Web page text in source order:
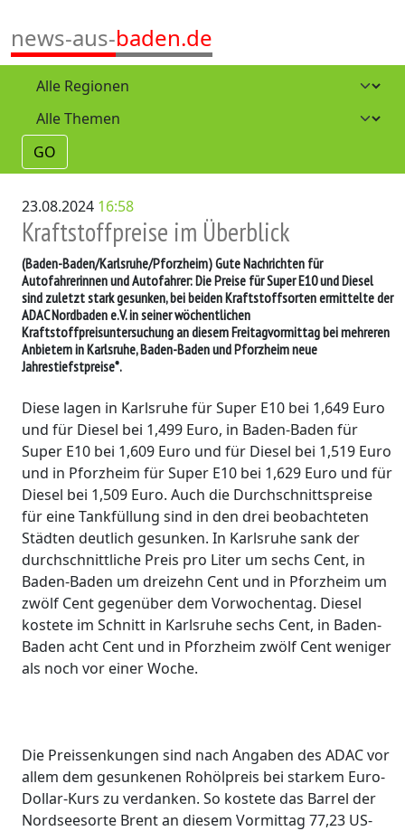
news-aus-baden.de
GO
23.08.2024 16:58
Kraftstoffpreise im Überblick
(Baden-Baden/Karlsruhe/Pforzheim)Gute Nachrichten für
Autofahrerinnen und Autofahrer: Die Preise für Super E10 und Diesel
sind zuletzt stark gesunken, bei beiden Kraftstoffsorten ermittelte der
ADAC Nordbaden e.V. in seiner wöchentlichen
Kraftstoffpreisuntersuchung an diesem Freitagvormittag bei mehreren
Anbietern in Karlsruhe, Baden-Baden und Pforzheim neue
Jahrestiefstpreise*.
Diese lagen in Karlsruhe für Super E10 bei 1,649 Euro
und für Diesel bei 1,499 Euro, in Baden-Baden für
Super E10 bei 1,609 Euro und für Diesel bei 1,519 Euro
und in Pforzheim für Super E10 bei 1,629 Euro und für
Diesel bei 1,509 Euro. Auch die Durchschnittspreise
für eine Tankfüllung sind in den drei beobachteten
Städten deutlich gesunken. In Karlsruhe sank der
durchschnittliche Preis pro Liter um sechs Cent, in
Baden-Baden um dreizehn Cent und in Pforzheim um
zwölf Cent gegenüber dem Vorwochentag. Diesel
kostete im Schnitt in Karlsruhe sechs Cent, in Baden-
Baden acht Cent und in Pforzheim zwölf Cent weniger
als noch vor einer Woche.
Die Preissenkungen sind nach Angaben des ADAC vor
allem dem gesunkenen Rohölpreis bei starkem Euro-
Dollar-Kurs zu verdanken. So kostete das Barrel der
Nordseesorte Brent an diesem Vormittag 77,23 US-